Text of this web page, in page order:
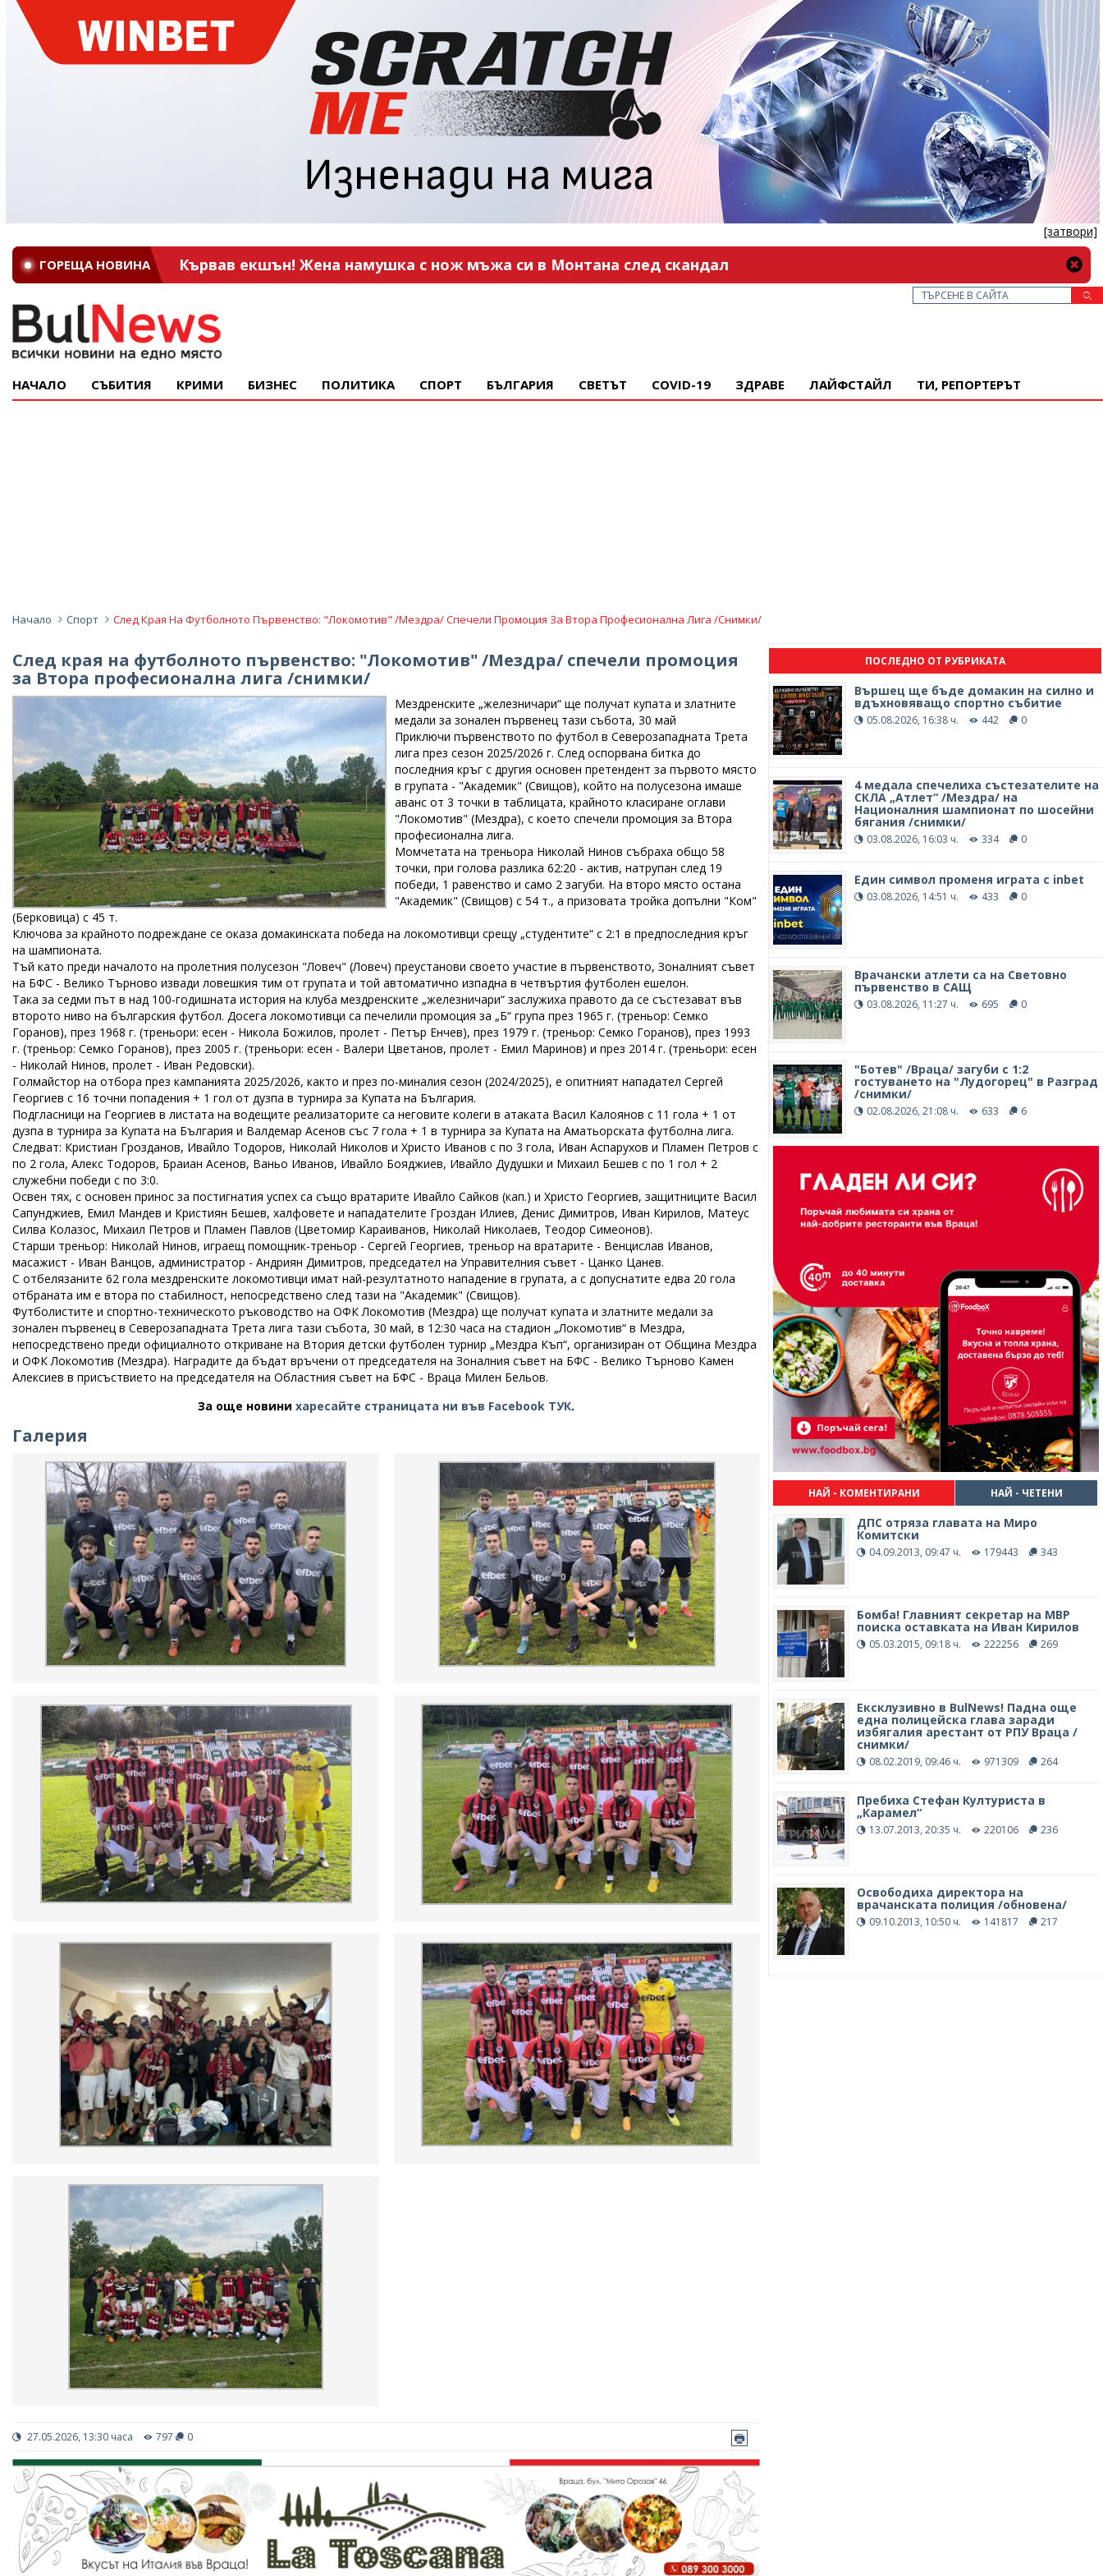
[затвори]
ГОРЕЩА НОВИНА Кървав екшън! Жена намушка с нож мъжа си в Монтана след скандал
НАЧАЛО СЪБИТИЯ КРИМИ БИЗНЕС ПОЛИТИКА СПОРТ БЪЛГАРИЯ СВЕТЪТ COVID-19 ЗДРАВЕ ЛАЙФСТАЙЛ ТИ, РЕПОРТЕРЪТ
Начало Спорт След Края На Футболното Първенство: "Локомотив" /Мездра/ Спечели Промоция За Втора Професионална Лига /снимки/
След края на футболното първенство: "Локомотив" /Мездра/ спечели промоция
за Втора професионална лига /снимки/
Мездренските „железничари“ ще получат купата и златните
медали за зонален първенец тази събота, 30 май
Приключи първенството по футбол в Северозападната Трета
лига през сезон 2025/2026 г. След оспорвана битка до
последния кръг с другия основен претендент за първото място
в групата - "Академик" (Свищов), който на полусезона имаше
аванс от 3 точки в таблицата, крайното класиране оглави
"Локомотив" (Мездра), с което спечели промоция за Втора
професионална лига.
Момчетата на треньора Николай Нинов събраха общо 58
точки, при голова разлика 62:20 - актив, натрупан след 19
победи, 1 равенство и само 2 загуби. На второ място остана
"Академик" (Свищов) с 54 т., а призовата тройка допълни "Ком"
(Берковица) с 45 т.
Ключова за крайното подреждане се оказа домакинската победа на локомотивци срещу „студентите“ с 2:1 в предпоследния кръг
на шампионата.
Тъй като преди началото на пролетния полусезон "Ловеч" (Ловеч) преустанови своето участие в първенството, Зоналният съвет
на БФС - Велико Търново извади ловешкия тим от групата и той автоматично изпадна в четвъртия футболен ешелон.
Така за седми път в над 100-годишната история на клуба мездренските „железничари“ заслужиха правото да се състезават във
второто ниво на българския футбол. Досега локомотивци са печелили промоция за „Б“ група през 1965 г. (треньор: Семко
Горанов), през 1968 г. (треньори: есен - Никола Божилов, пролет - Петър Енчев), през 1979 г. (треньор: Семко Горанов), през 1993
г. (треньор: Семко Горанов), през 2005 г. (треньори: есен - Валери Цветанов, пролет - Емил Маринов) и през 2014 г. (треньори: есен
- Николай Нинов, пролет - Иван Редовски).
Голмайстор на отбора през кампанията 2025/2026, както и през по-миналия сезон (2024/2025), е опитният нападател Сергей
Георгиев с 16 точни попадения + 1 гол от дузпа в турнира за Купата на България.
Подгласници на Георгиев в листата на водещите реализаторите са неговите колеги в атаката Васил Калоянов с 11 гола + 1 от
дузпа в турнира за Купата на България и Валдемар Асенов със 7 гола + 1 в турнира за Купата на Аматьорската футболна лига.
Следват: Кристиан Грозданов, Ивайло Тодоров, Николай Николов и Христо Иванов с по 3 гола, Иван Аспарухов и Пламен Петров с
по 2 гола, Алекс Тодоров, Браиан Асенов, Ваньо Иванов, Ивайло Бояджиев, Ивайло Дудушки и Михаил Бешев с по 1 гол + 2
служебни победи с по 3:0.
Освен тях, с основен принос за постигнатия успех са също вратарите Ивайло Сайков (кап.) и Христо Георгиев, защитниците Васил
Сапунджиев, Емил Мандев и Кристиян Бешев, халфовете и нападателите Гроздан Илиев, Денис Димитров, Иван Кирилов, Матеус
Силва Колазос, Михаил Петров и Пламен Павлов (Цветомир Караиванов, Николай Николаев, Теодор Симеонов).
Старши треньор: Николай Нинов, играещ помощник-треньор - Сергей Георгиев, треньор на вратарите - Венцислав Иванов,
масажист - Иван Ванцов, администратор - Андриян Димитров, председател на Управителния съвет - Цанко Цанев.
С отбелязаните 62 гола мездренските локомотивци имат най-резултатното нападение в групата, а с допуснатите едва 20 гола
отбраната им е втора по стабилност, непосредствено след тази на "Академик" (Свищов).
Футболистите и спортно-техническото ръководство на ОФК Локомотив (Мездра) ще получат купата и златните медали за
зонален първенец в Северозападната Трета лига тази събота, 30 май, в 12:30 часа на стадион „Локомотив“ в Мездра,
непосредствено преди официалното откриване на Втория детски футболен турнир „Мездра Къп“, организиран от Община Мездра
и ОФК Локомотив (Мездра). Наградите да бъдат връчени от председателя на Зоналния съвет на БФС - Велико Търново Камен
Алексиев в присъствието на председателя на Областния съвет на БФС - Враца Милен Бельов.
За още новинихаресайте страницата ни във Facebook ТУК.
Галерия
27.05.2026, 13:30 часа 797 0
ПОСЛЕДНО ОТ РУБРИКАТА
Вършец ще бъде домакин на силно и
вдъхновяващо спортно събитие
05.08.2026, 16:38 ч. 442 0
4 медала спечелиха състезателите на
СКЛА „Атлет“ /Мездра/ на
Националния шампионат по шосейни
бягания /снимки/
03.08.2026, 16:03 ч. 334 0
Един символ променя играта с inbet
03.08.2026, 14:51 ч. 433 0
Врачански атлети са на Световно
първенство в САЩ
03.08.2026, 11:27 ч. 695 0
"Ботев" /Враца/ загуби с 1:2
гостуването на "Лудогорец" в Разград
/снимки/
02.08.2026, 21:08 ч. 633 6
НАЙ - КОМЕНТИРАНИ НАЙ - ЧЕТЕНИ
ДПС отряза главата на Миро
Комитски
04.09.2013, 09:47 ч. 179443 343
Бомба! Главният секретар на МВР
поиска оставката на Иван Кирилов
05.03.2015, 09:18 ч. 222256 269
Ексклузивно в BulNews! Падна още
една полицейска глава заради
избягалия арестант от РПУ Враца /
снимки/
08.02.2019, 09:46 ч. 971309 264
Пребиха Стефан Културиста в
„Карамел“
13.07.2013, 20:35 ч. 220106 236
Освободиха директора на
врачанската полиция /обновена/
09.10.2013, 10:50 ч. 141817 217